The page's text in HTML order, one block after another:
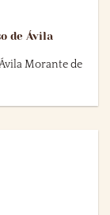
de Ávila
Morante de